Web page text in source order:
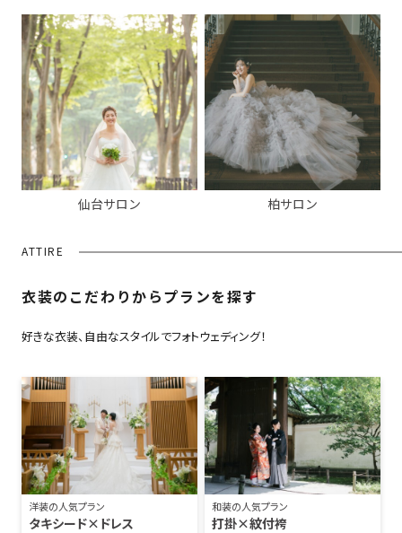
仙台サロン 柏サロン
ATTIRE
衣装のこだわりからプランを探す
好きな衣装、自由なスタイルでフォトウェディング！
洋装の人気プラン
タキシード×ドレス
和装の人気プラン
打掛×紋付袴